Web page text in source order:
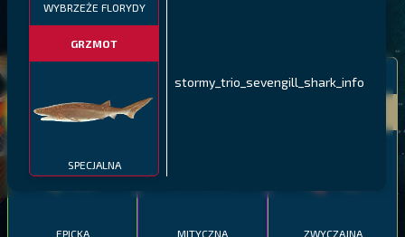
WYBRZEŻE FLORYDY
GRZMOT
SPECJALNA
stormy_trio_sevengill_shark_info
PYSZCZAK ZACHODNI
EPICKA
PÓŁNOCNE FIORDY
MITYCZNA
WYSPY GALAPAGOS
ZWYCZAJNA